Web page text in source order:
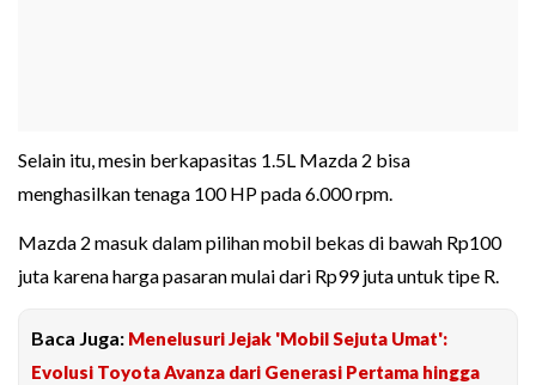
Selain itu, mesin berkapasitas 1.5L Mazda 2 bisa
menghasilkan tenaga 100 HP pada 6.000 rpm.
Mazda 2 masuk dalam pilihan mobil bekas di bawah Rp100
juta karena harga pasaran mulai dari Rp99 juta untuk tipe R.
Baca Juga: Menelusuri Jejak 'Mobil Sejuta Umat':
Evolusi Toyota Avanza dari Generasi Pertama hingga